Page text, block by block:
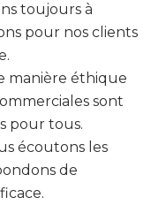
toujours à
pour nos clients
manière éthique
sont
pour tous.
écoutons les
de